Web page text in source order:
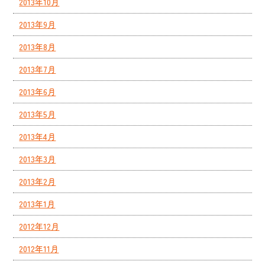
2013年9月
2013年8月
2013年7月
2013年6月
2013年5月
2013年4月
2013年3月
2013年2月
2013年1月
2012年12月
2012年11月